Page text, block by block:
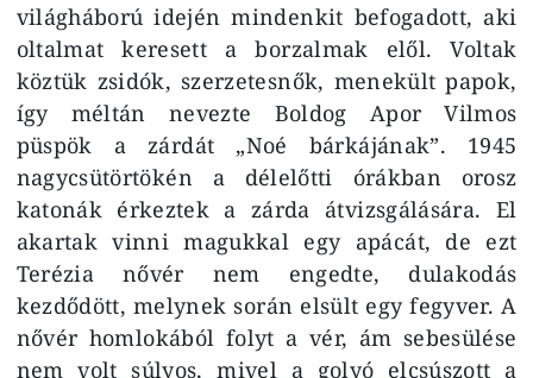
világháború idején mindenkit befogadott, aki
oltalmat keresett a borzalmak elől. Voltak
köztük zsidók, szerzetesnők, menekült papok,
így méltán nevezte Boldog Apor Vilmos
püspök a zárdát „Noé bárkájának”. 1945
nagycsütörtökén a délelőtti órákban orosz
katonák érkeztek a zárda átvizsgálására. El
akartak vinni magukkal egy apácát, de ezt
Terézia nővér nem engedte, dulakodás
kezdődött, melynek során elsült egy fegyver. A
nővér homlokából folyt a vér, ám sebesülése
nem volt súlyos, mivel a golyó elcsúszott a